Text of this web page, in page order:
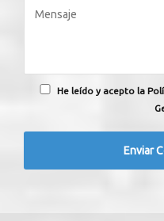
He leído y acepto la